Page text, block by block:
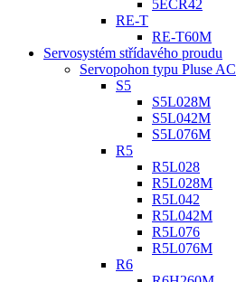
5ECR42
RE-T
RE-T60M
Servosystém střídavého proudu
Servopohon typu Pluse AC
S5
S5L028M
S5L042M
S5L076M
R5
R5L028
R5L028M
R5L042
R5L042M
R5L076
R5L076M
R6